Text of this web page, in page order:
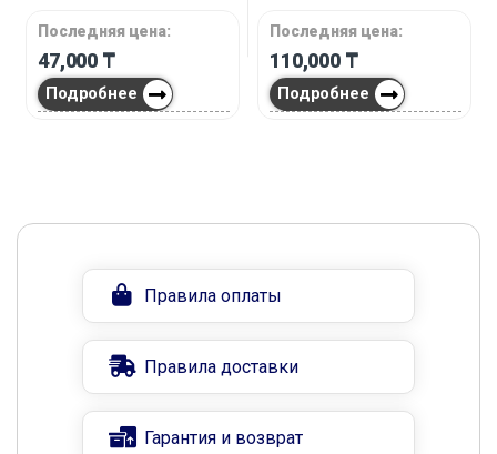
Последняя цена:
47,000 ₸
Подробнее
Последняя цена:
110,000 ₸
Подробнее
Правила оплаты
Правила доставки
Гарантия и возврат